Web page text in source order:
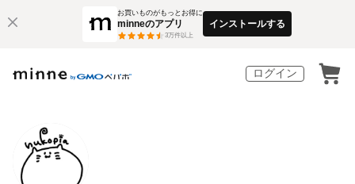
お買いものがもっとお得に
minneのアプリ
3万件以上
インストールする
ログイン